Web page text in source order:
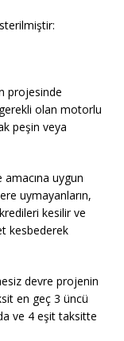
projesinde
olan motorlu
peşin veya
uygun
uymayanların,
kesilir ve
kesbederek
devre projenin
en geç 3 üncü
ve 4 eşit taksitte